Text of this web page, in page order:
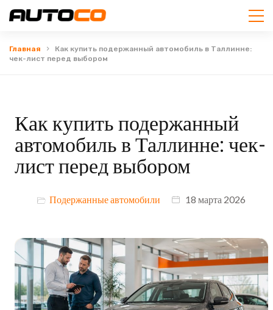
Главная
Как купить подержанный автомобиль в Таллинне:
чек-лист перед выбором
Как купить подержанный
автомобиль в Таллинне: чек-
лист перед выбором
Подержанные автомобили 18 марта 2026